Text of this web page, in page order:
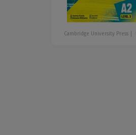
Cambridge University Press